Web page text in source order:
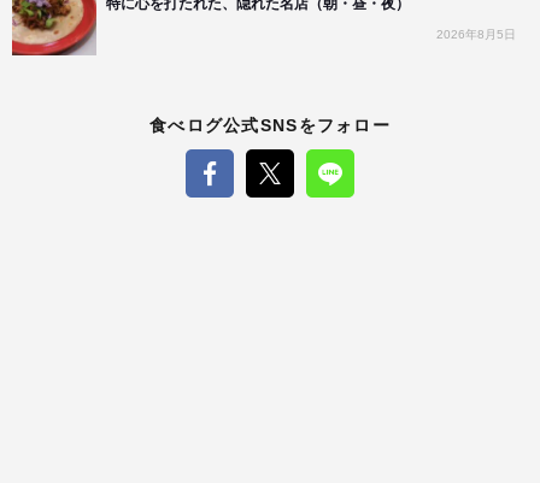
特に心を打たれた、隠れた名店（朝・昼・夜）
2026年8月5日
食べログ公式SNSをフォロー